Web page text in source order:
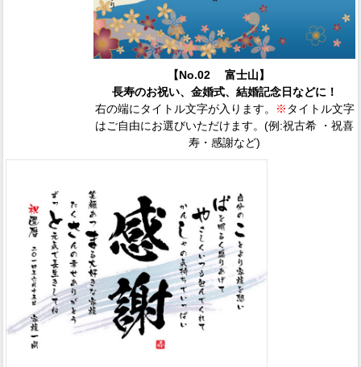
【No.02 富士山】
長寿のお祝い、金婚式、結婚記念日などに！
右の端にタイトル文字が入ります。
※ タイトル文字
はご自由にお選びいただけます。(例:祝古希 ・祝喜
寿・感謝など)